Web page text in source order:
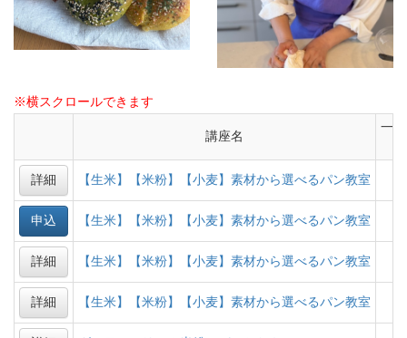
※横スクロールできます
講座名
一
詳細 【生米】【米粉】【小麦】素材から選べるパン教室
申込 【生米】【米粉】【小麦】素材から選べるパン教室
詳細 【生米】【米粉】【小麦】素材から選べるパン教室
詳細 【生米】【米粉】【小麦】素材から選べるパン教室